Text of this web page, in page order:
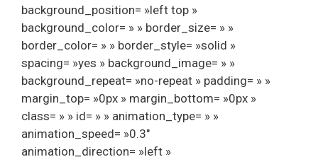
background_position= »left top »
background_color= » » border_size= » »
border_color= » » border_style= »solid »
spacing= »yes » background_image= » »
background_repeat= »no-repeat » padding= » »
margin_top= »0px » margin_bottom= »0px »
class= » » id= » » animation_type= » »
animation_speed= »0.3″
animation_direction= »left »